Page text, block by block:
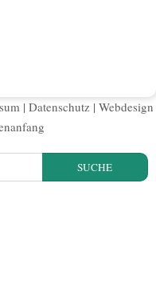
| Datenschutz | Webdesign
SUCHE